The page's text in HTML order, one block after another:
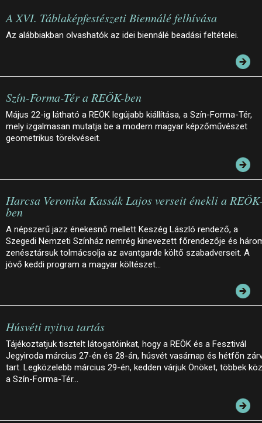
A XVI. Táblaképfestészeti Biennálé felhívása
Az alábbiakban olvashatók az idei biennálé beadási feltételei.
Szín-Forma-Tér a REÖK-ben
Május 22-ig látható a REÖK legújabb kiállítása, a Szín-Forma-Tér,
mely izgalmasan mutatja be a modern magyar képzőművészet
geometrikus törekvéseit.
Harcsa Veronika Kassák Lajos verseit énekli a
ben
A népszerű jazz énekesnő mellett Keszég László rendező, a
Szegedi Nemzeti Színház nemrég kinevezett főrendezője és
zenésztársuk tolmácsolja az avantgarde költő szabadverseit. A
jövő keddi program a magyar költészet…
Húsvéti nyitva tartás
Tájékoztatjuk tisztelt látogatóinkat, hogy a REÖK és a Fesztivál
Jegyiroda március 27-én és 28-án, húsvét vasárnap és hétfőn
tart. Legközelebb március 29-én, kedden várjuk Önöket, többek
a Szín-Forma-Tér…